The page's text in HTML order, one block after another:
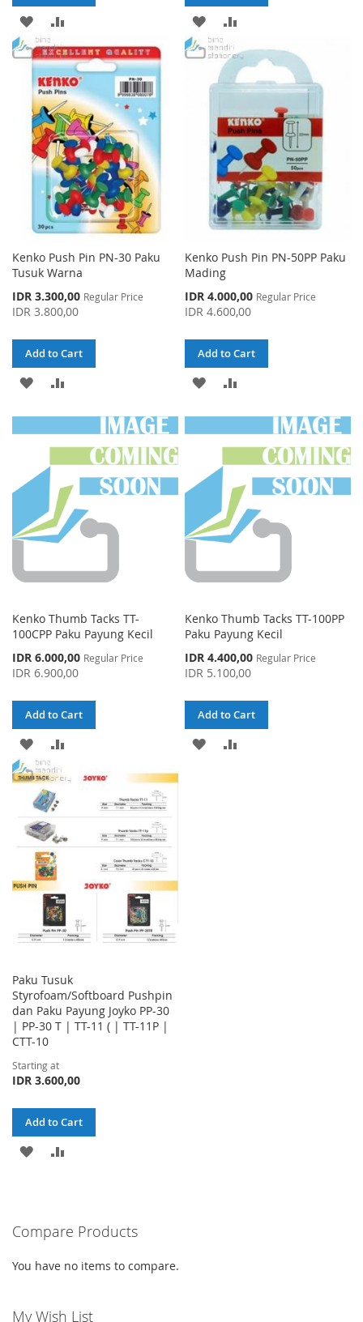
ADD
TO
WISH
LIST
TO
COMPARE
ADD
TO
WISH
TO
COMPARE
Kenko Push Pin PN-30 Paku
Tusuk Warna
Special
Price
IDR 3.300,00 Regular Price
IDR 3.800,00
Add to Cart
ADD
WISH
LIST
COMPARE
Kenko Push Pin PN-50PP Paku
Mading
Special
Price
IDR 4.000,00 Regular Price
IDR 4.600,00
Add to Cart
ADD
WISH
LIST
COMPARE
Kenko Thumb Tacks TT-
100CPP Paku Payung Kecil
Special
Price
IDR 6.000,00 Regular Price
IDR 6.900,00
Add to Cart
ADD
TO
WISH
LIST
COMPARE
Kenko Thumb Tacks TT-100PP
Paku Payung Kecil
Special
Price
IDR 4.400,00 Regular Price
IDR 5.100,00
Add to Cart
ADD
Paku Tusuk
Styrofoam/Softboard Pushpin
dan Paku Payung Joyko PP-30
| PP-30 T | TT-11 ( | TT-11P |
CTT-10
Starting at
IDR 3.600,00
Add to Cart
ADD
LIST
Compare Products
You have no items to compare.
My Wish List